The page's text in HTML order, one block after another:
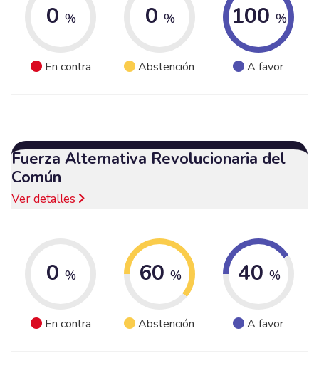
0 %
En contra
0 %
Abstención
100 %
A favor
Fuerza Alternativa Revolucionaria del
Común
Ver detalles
0 %
En contra
60 %
Abstención
40 %
A favor